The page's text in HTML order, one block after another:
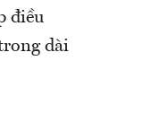
điều
dài